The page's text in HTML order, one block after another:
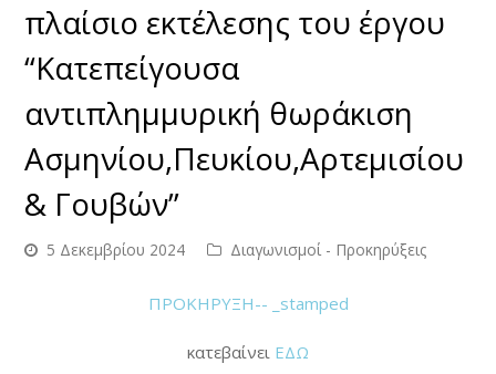
πλαίσιο εκτέλεσης του έργου
“Κατεπείγουσα
αντιπλημμυρική θωράκιση
Ασμηνίου,Πευκίου,Αρτεμισίου
& Γουβών”
5 Δεκεμβρίου 2024 Διαγωνισμοί - Προκηρύξεις
ΠΡΟΚΗΡΥΞΗ-- _stamped
κατεβαίνει ΕΔΩ